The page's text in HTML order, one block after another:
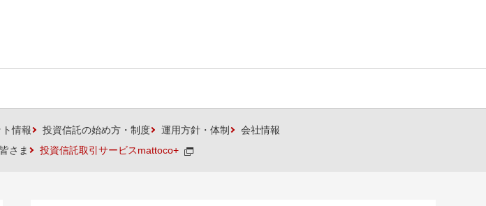
情報 投資信託の始め方・制度 運用方針・体制
会社情報
さま 投資信託取引サービスmattoco+